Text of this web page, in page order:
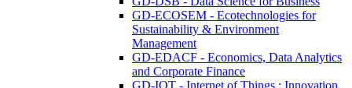
GD-ECOSEM - Ecotechnologies for
Sustainability & Environment
Management
GD-EDACF - Economics, Data Analytics
and Corporate Finance
GD-IOT - Internet of Things : Innovation